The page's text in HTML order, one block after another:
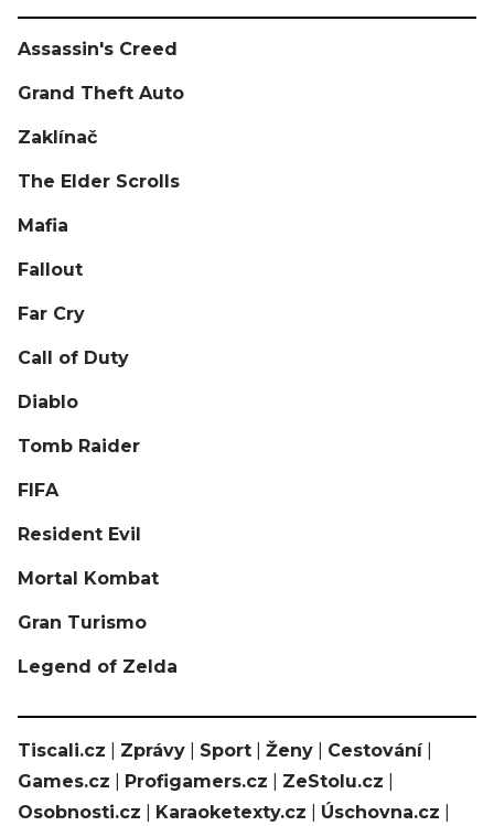
Assassin's Creed
Grand Theft Auto
Zaklínač
The Elder Scrolls
Mafia
Fallout
Far Cry
Call of Duty
Diablo
Tomb Raider
FIFA
Resident Evil
Mortal Kombat
Gran Turismo
Legend of Zelda
Tiscali.cz Zprávy Sport Ženy Cestování|
Games.cz
Profigamers.cz ZeStolu.cz
Osobnosti.cz
Karaoketexty.cz Úschovna.cz